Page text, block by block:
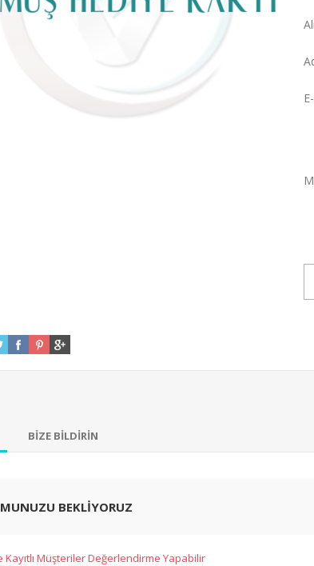
BİZE BİLDİRİN
BEKLİYORUZ
Kayıtlı Müşteriler Değerlendirme Yapabilir